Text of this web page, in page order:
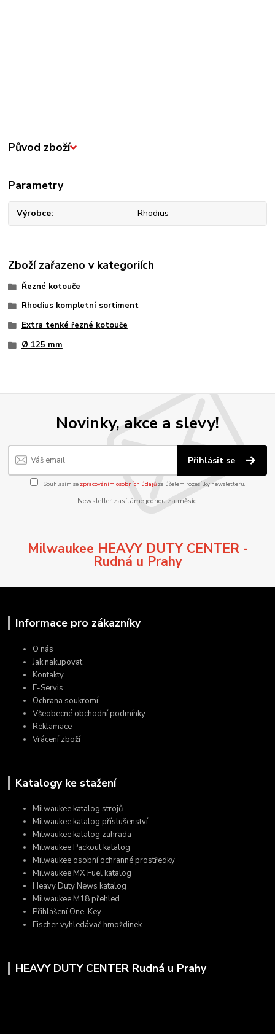
Původ zboží
Parametry
Výrobce Rhodius
Zboží zařazeno v kategoriích
Řezné kotouče
Rhodius kompletní sortiment
Extra tenké řezné kotouče
Ø 125 mm
Novinky, akce a slevy!
Přihlásit se
Souhlasím se zpracováním osobních údajůza účelem rozesílky newsletteru.
Newsletter zasíláme jednou za měsíc.
Milwaukee HEAVY DUTY CENTER -
Rudná u Prahy
Informace pro zákazníky
O nás
Jak nakupovat
Kontakty
E-Servis
Ochrana soukromí
Všeobecné obchodní podmínky
Reklamace
Vrácení zboží
Katalogy ke stažení
Milwaukee katalog strojů
Milwaukee katalog příslušenství
Milwaukee katalog zahrada
Milwaukee Packout katalog
Milwaukee osobní ochranné prostředky
Milwaukee MX Fuel katalog
Heavy Duty News katalog
Milwaukee M18 přehled
Přihlášení One-Key
Fischer vyhledávač hmoždinek
HEAVY DUTY CENTER Rudná u Prahy